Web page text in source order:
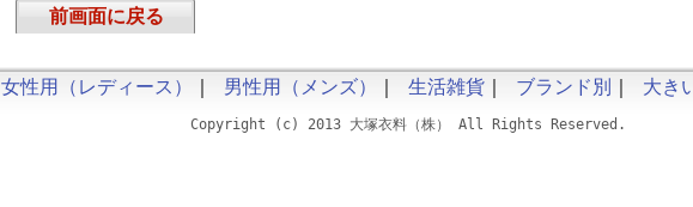
前画面に戻る
女性用（レディース） ｜ 男性用（メンズ） ｜ 生活雑貨 ｜ ブランド別 ｜ 大き
Copyright (c) 2013 大塚衣料（株） All Rights Reserved.